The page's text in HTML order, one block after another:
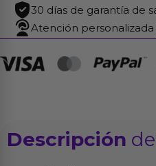
30 días de garantía de
Atención
Descripción